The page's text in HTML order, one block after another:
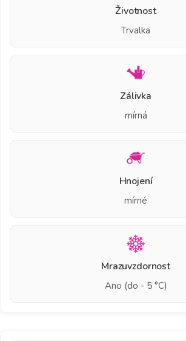
Životnost
Trvalka
Zálivka
mírná
Hnojení
mírné
Mrazuvzdornost
Ano (do - 5 °C)